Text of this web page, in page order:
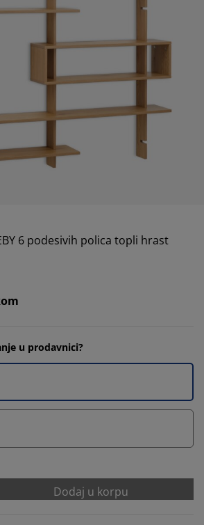
6 podesivih polica topli hrast
u prodavnici?
Dodaj u korpu